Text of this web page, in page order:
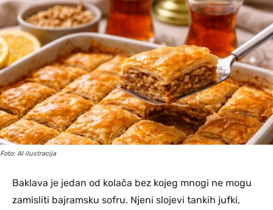
Foto: AI ilustracija
Baklava je jedan od kolača bez kojeg mnogi ne mogu
zamisliti bajramsku sofru. Njeni slojevi tankih jufki,